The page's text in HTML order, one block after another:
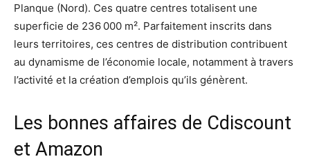
Planque (Nord). Ces quatre centres totalisent une
superficie de 236 000 m². Parfaitement inscrits dans
leurs territoires, ces centres de distribution contribuent
au dynamisme de l’économie locale, notamment à travers
l’activité et la création d’emplois qu’ils génèrent.
Les bonnes affaires de Cdiscount
et Amazon